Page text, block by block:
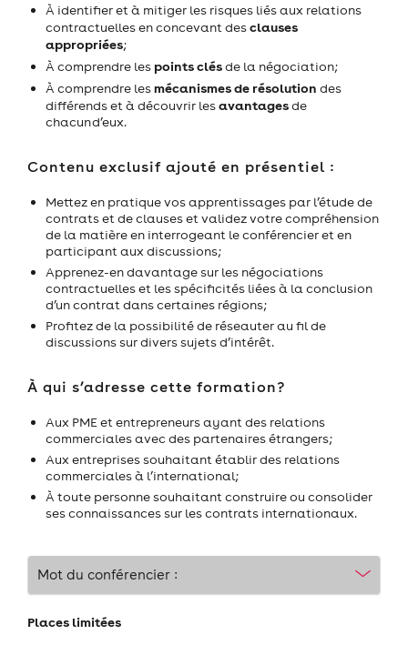
À identifier et à mitiger les risques liés aux relations
contractuelles en concevant desclauses
appropriées;
À comprendre les points clésde la négociation;
À comprendre lesmécanismes de résolution des
différends et à découvrir lesavantagesde
chacun d’eux.
Contenu exclusif ajouté en présentiel :
Mettez en pratique vos apprentissages par l’étude de
contrats et de clauses et validez votre compréhension
de la matière en interrogeant le conférencier et en
participant aux discussions;
Apprenez-en davantage sur les négociations
contractuelles et les spécificités liées à la conclusion
d’un contrat dans certaines régions;
Profitez de la possibilité de réseauter au fil de
discussions sur divers sujets d’intérêt.
À qui s’adresse cette formation?
Aux PME et entrepreneurs ayant des relations
commerciales avec des partenaires étrangers;
Aux entreprises souhaitant établir des relations
commerciales à l’international;
À toute personne souhaitant construire ou consolider
ses connaissances sur les contrats internationaux.
Mot du conférencier :
Places limitées